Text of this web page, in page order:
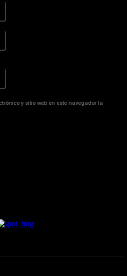
Nombre:*
Correo
Sitio
y sitio web en este navegador la